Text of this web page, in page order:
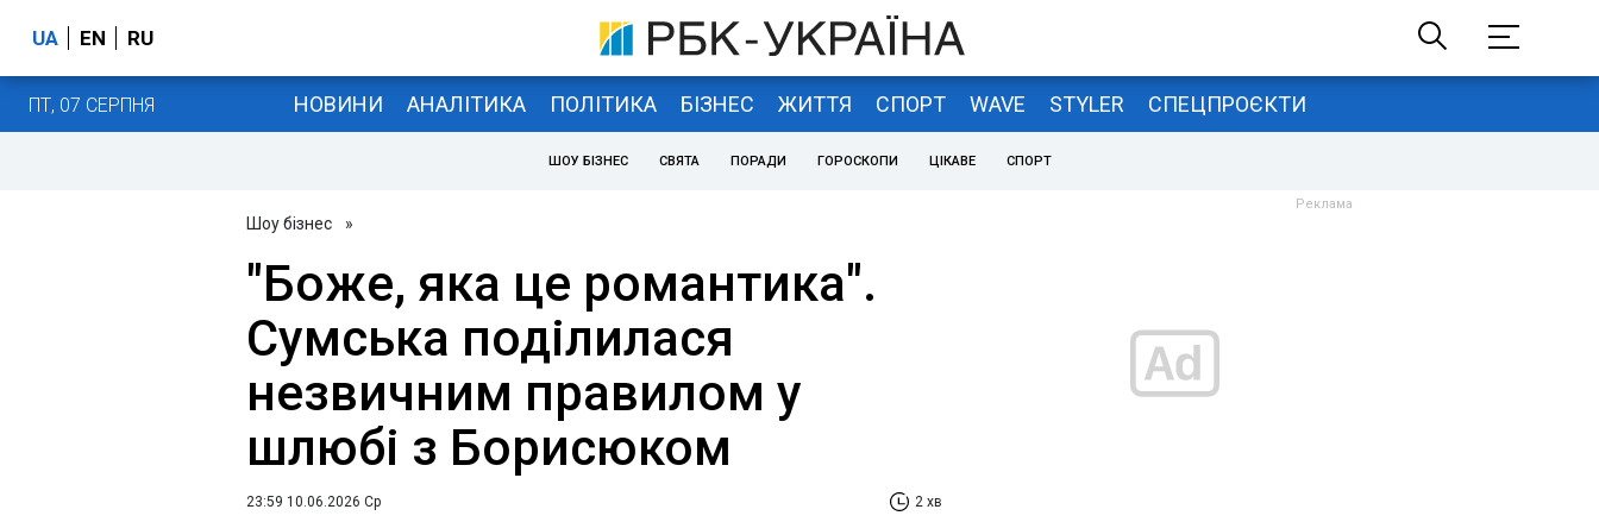
UA EN RU
ПТ, 07 СЕРПНЯ НОВИНИ АНАЛІТИКА ПОЛІТИКА БІЗНЕС ЖИТТЯ СПОРТ WAVE STYLER СПЕЦПРОЄКТИ
ШОУ БІЗНЕС СВЯТА ПОРАДИ ГОРОСКОПИ ЦІКАВЕ СПОРТ
Шоу бізнес »
"Боже, яка це романтика".
Сумська поділилася
незвичним правилом у
шлюбі з Борисюком
23:59 10.06.2026 Ср 2 хв